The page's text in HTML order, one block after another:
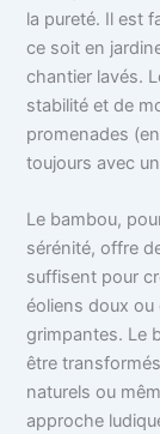
la pureté. Il est
ce soit en
chantier lavés.
stabilité et de
promenades
toujours avec
Le bambou,
sérénité, offre
suffisent pour
éoliens doux
grimpantes. Le
être
naturels ou
approche